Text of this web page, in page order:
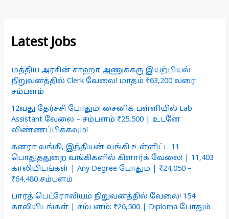
Latest Jobs
மத்திய அரசின் சாஹா அணுக்கரு இயற்பியல்
நிறுவனத்தில் Clerk வேலை! மாதம் ₹63,200 வரை
சம்பளம்
12வது தேர்ச்சி போதும்! சைனிக் பள்ளியில் Lab
Assistant வேலை – சம்பளம் ₹25,500 | உடனே
விண்ணப்பிக்கவும்!
கனரா வங்கி, இந்தியன் வங்கி உள்ளிட்ட 11
பொதுத்துறை வங்கிகளில் கிளார்க் வேலை! | 11,403
காலியிடங்கள் | Any Degree போதும் | ₹24,050 –
₹64,480 சம்பளம்
பாரத் பெட்ரோலியம் நிறுவனத்தில் வேலை! 154
காலியிடங்கள் | சம்பளம்: ₹26,500 | Diploma போதும்